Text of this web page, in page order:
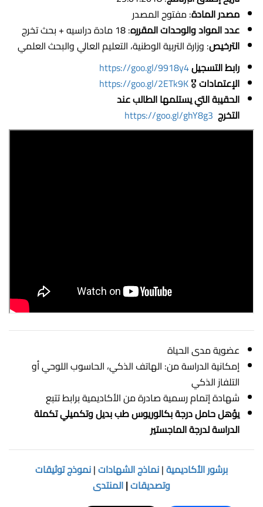
مصدر المادة: مفتوح المصدر
عدد المواد والوحدات المقرره: 18 مادة دراسيه + بحث تخرج
الترخيص: وزارة التربية الوطنية، التعليم العالي والبحث العلمي
رابط التسجيلhttps://goo.gl/9918y4
الإعتمادات🎖
https://goo.gl/2ETk9K
الحقيبة التي يستلمها الطالب عند
التخرج https://goo.gl/ghY8g3
عضوية مدى الحياة
إمكانية الدراسة من: الهاتف الذكي، الحاسوب اللوحي أو
التلفاز الذكي
شهادة إتمام رسمية صادرة من الأكاديمية برابط تتبع
يؤهل حامل درجة بكالوريوس طب بديل وتكميلي تكملة
الدراسة لدرجة الماجستير
برشور الأكاديمية|نماذج الشهادات|نموذج توثيقات
وتصديقات|المنتدى